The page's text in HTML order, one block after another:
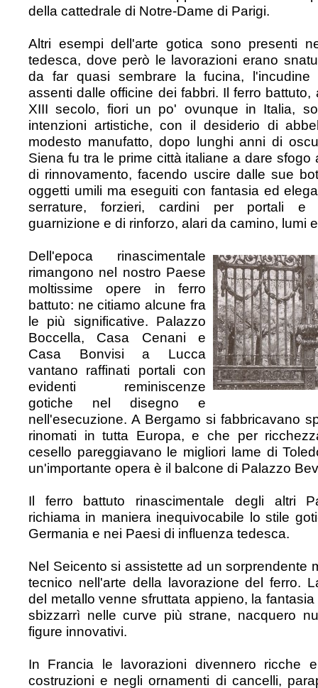
della cattedrale di Notre-Dame di Parigi.
Altri esempi dell'arte gotica sono presenti
tedesca, dove però le lavorazioni erano
da far quasi sembrare la fucina,
assenti dalle officine dei fabbri. Il ferro battuto,
XIII secolo, fiori un po' ovunque in Italia,
intenzioni artistiche, con il desiderio di
modesto manufatto, dopo lunghi anni di
Siena fu tra le prime città italiane a dare sfogo
di rinnovamento, facendo uscire dalle sue
oggetti umili ma eseguiti con fantasia ed
serrature, forzieri, cardini per portali e
guarnizione e di rinforzo, alari da camino, lumi
Dell'epoca rinascimentale
rimangono nel nostro Paese
moltissime opere in ferro
battuto: ne citiamo alcune fra
le più significative. Palazzo
Boccella, Casa Cenani e
Casa Bonvisi a Lucca
vantano raffinati portali con
evidenti reminiscenze
gotiche nel disegno e
nell'esecuzione. A Bergamo si fabbricavano
rinomati in tutta Europa, e che per
cesello pareggiavano le migliori lame di
un'importante opera è il balcone di Palazzo
Il ferro battuto rinascimentale degli altri
richiama in maniera inequivocabile lo stile
Germania e nei Paesi di influenza tedesca.
Nel Seicento si assistette ad un sorprendente
tecnico nell'arte della lavorazione del ferro.
del metallo venne sfruttata appieno, la
sbizzarrì nelle curve più strane, nacquero
figure innovativi.
In Francia le lavorazioni divennero ricche
costruzioni e negli ornamenti di cancelli,